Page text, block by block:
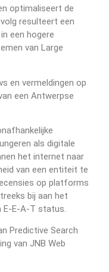
optimaliseert de
resulteert een
een hogere
van Large
en vermeldingen op
een Antwerpse
als digitale
het internet naar
van een entiteit te
op platforms
bij aan het
E-E-A-T status.
Predictive Search
van JNB Web